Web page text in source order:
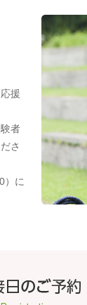
援
者
さ
）に